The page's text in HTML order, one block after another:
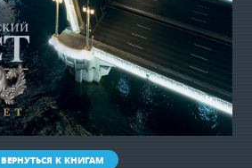
ВЕРНУТЬСЯ К КНИГАМ